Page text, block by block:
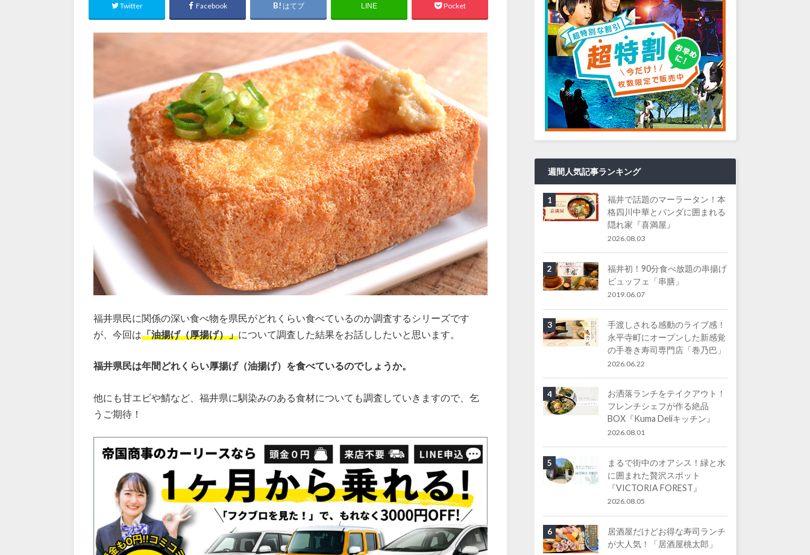
Twitter Facebook はてブ LINE Pocket
福井県民に関係の深い食べ物を県民がどれくらい食べているのか調査するシリーズです
が、今回は「油揚げ（厚揚げ）」について調査した結果をお話ししたいと思います。
福井県民は年間どれくらい厚揚げ（油揚げ）を食べているのでしょうか。
他にも甘エビや鯖など、福井県に馴染みのある食材についても調査していきますので、乞
うご期待！
週間人気記事ランキング
1
福井で話題のマーラータン！本
格四川中華とパンダに囲まれる
隠れ家『喜満屋』
2026.08.03
2
福井初！90分食べ放題の串揚げ
ビュッフェ「串膳」
2019.06.07
3
手渡しされる感動のライブ感！
永平寺町にオープンした新感覚
の手巻き寿司専門店「巻乃巴」
2026.06.22
4
お洒落ランチをテイクアウト！
フレンチシェフが作る絶品
BOX『Kuma Deliキッチン』
2026.08.01
5
まるで街中のオアシス！緑と水
に囲まれた贅沢スポット
『VICTORIA FOREST』
2026.08.05
6
居酒屋だけどお得な寿司ランチ
が大人気！「居酒屋桃太郎」